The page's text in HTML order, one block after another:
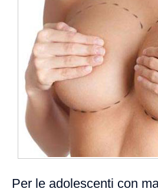
Per le adolescenti con